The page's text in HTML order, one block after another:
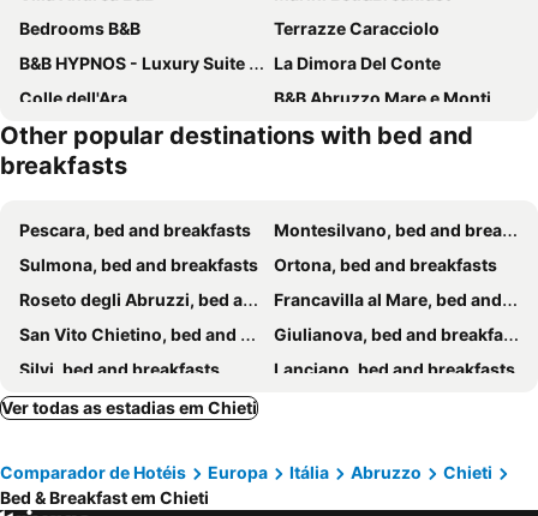
Bedrooms B&B
Terrazze Caracciolo
B&B HYPNOS - Luxury Suite Pescara
La Dimora Del Conte
Colle dell'Ara
B&B Abruzzo Mare e Monti
B&B Red Village
La Casa Zen
B&b74
Moon River Guest House
La Casa del Nonno
B&B Jolie center
Sofia B&B
Serendipity B&B Pescara
B&B Le Mansarde
Bed & Breakfast Mafi
Magnolia B&B
Le dimore Al Vecchio Teatro
Other popular destinations with bed and
breakfasts
Pescara, bed and breakfasts
Montesilvano, bed and breakfasts
Sulmona, bed and breakfasts
Ortona, bed and breakfasts
Roseto degli Abruzzi, bed and breakfasts
Francavilla al Mare, bed and breakfasts
San Vito Chietino, bed and breakfasts
Giulianova, bed and breakfasts
Silvi, bed and breakfasts
Lanciano, bed and breakfasts
San Giovanni Teatino, bed and breakfasts
Santo Stefano di Sessanio, bed and breakfasts
Tollo, bed and breakfasts
Orsogna, bed and breakfasts
Vittorito, bed and breakfasts
Ver todas as estadias em Chieti
Comparador de Hotéis Europa Itália Abruzzo
Chieti
Bed & Breakfast em Chieti